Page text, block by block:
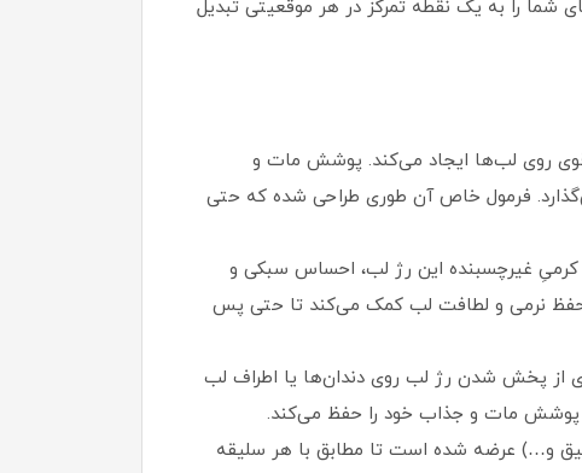
شما را به یک نقطه تمرکز در هر موقعیتی تبدیل
قوی روی لب‌ها ایجاد می‌کند. پوشش مات و
فرمول خاص آن طوری طراحی شده که حتی
غیرچسبنده این رژ لب، احساس سبکی و
به حفظ نرمی و لطافت لب کمک می‌کند تا حتی پس
از پخش شدن رژ لب روی دندان‌ها یا اطراف لب
پوشش مات و جذاب خود را حفظ می‌کند.
و…) عرضه شده است تا مطابق با هر سلیقه